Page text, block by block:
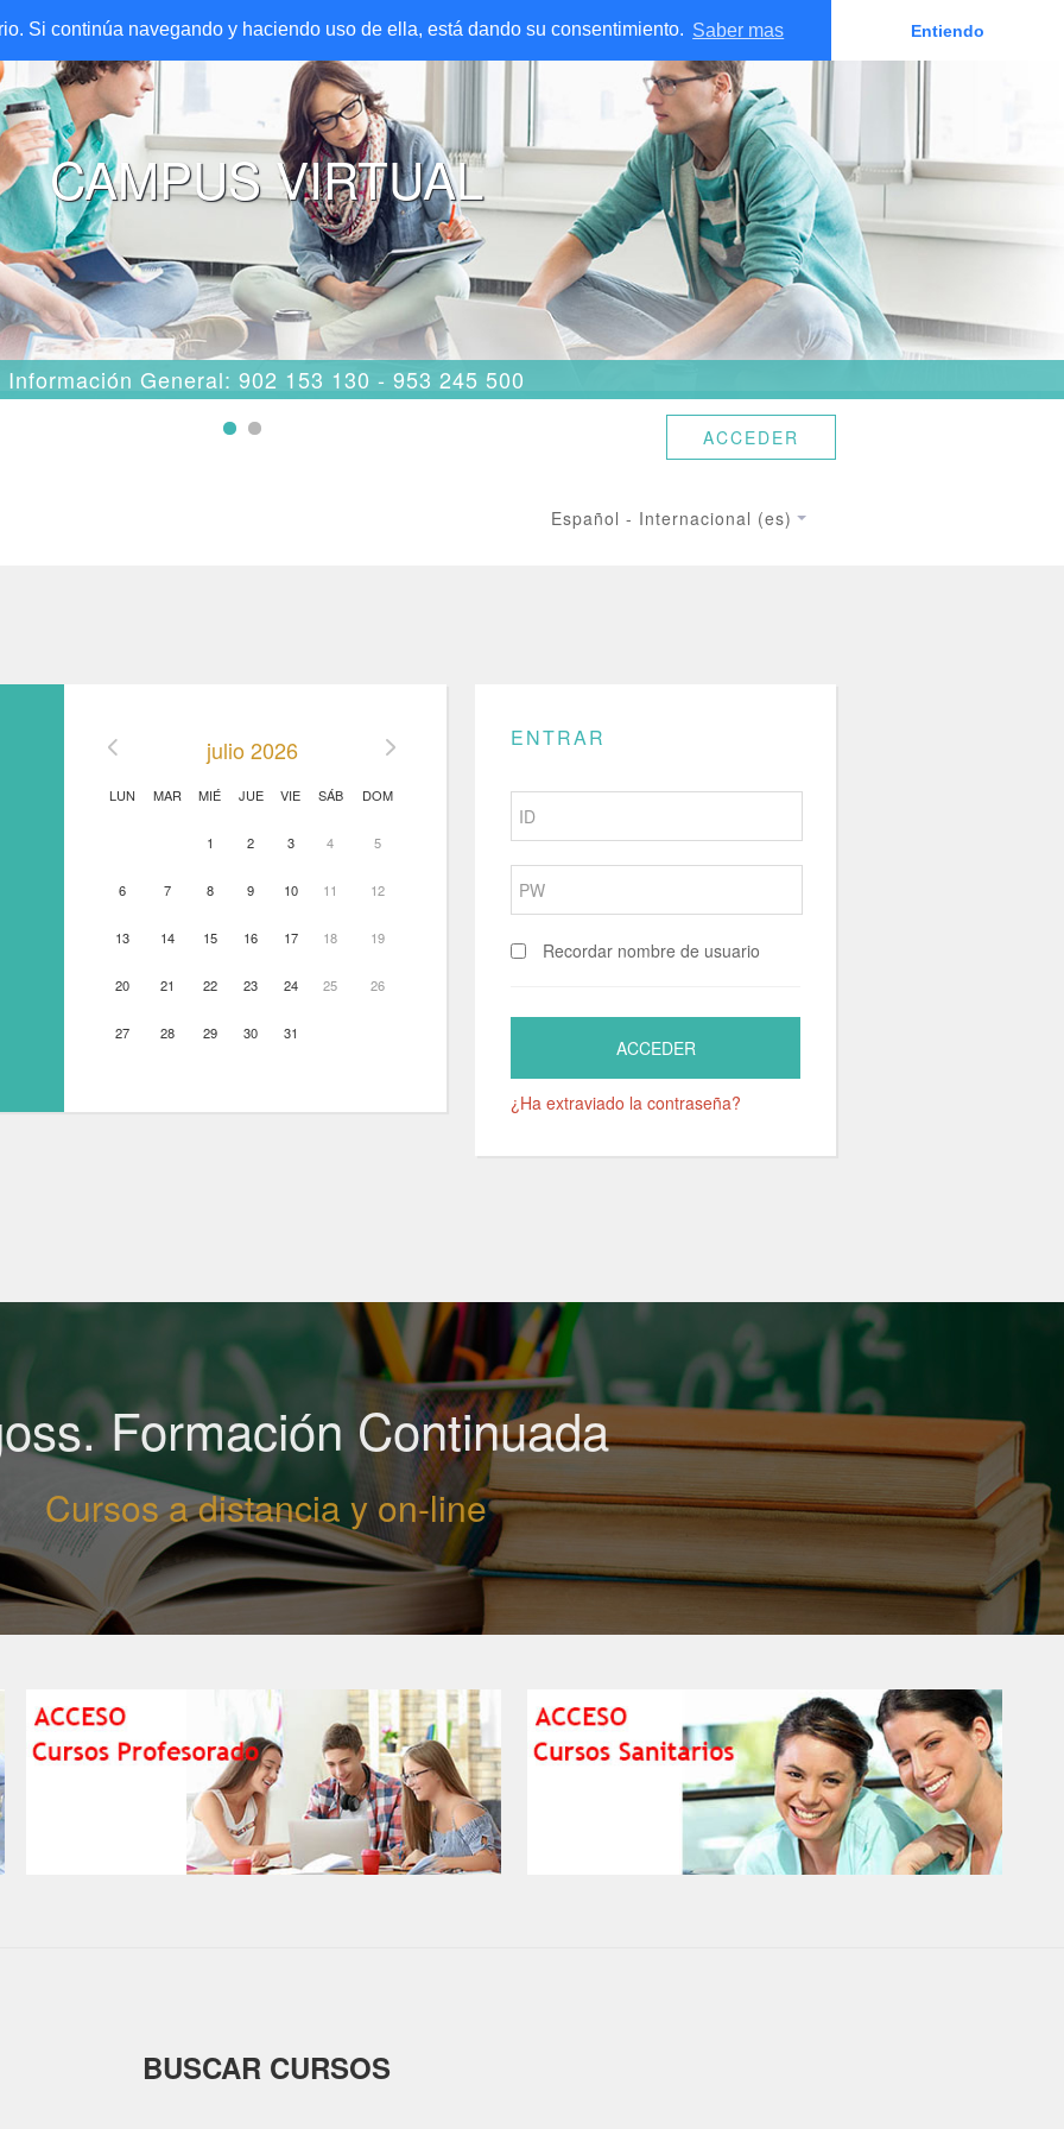
Si continúa navegando y haciendo uso de ella, está dando su consentimiento. Saber mas Entiendo
CAMPUS VIRTUAL
Información General: 902 153 130 - 953 245 500
ACCEDER
Español - Internacional ‎(es)‎
julio 2026
LUN MAR MIÉ JUE VIE SÁB DOM
1 2 3 4 5
6 7 8 9 10 11 12
13 14 15 16 17 18 19
20 21 22 23 24 25 26
27 28 29 30 31
ENTRAR
Recordar nombre de usuario
¿Ha extraviado la contraseña?
Formación Continuada
Cursos a distancia y on-line
BUSCAR CURSOS